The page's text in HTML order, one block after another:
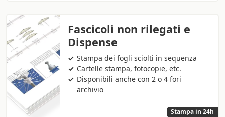
Fascicoli non rilegati e
Dispense
Stampa dei fogli sciolti in sequenza
Cartelle stampa, fotocopie, etc.
Disponibili anche con 2 o 4 fori
archivio
Stampa in 24h